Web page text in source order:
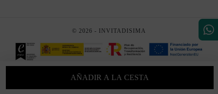
AÑADIR A LA CESTA
© 2026 - INVITADISIMA